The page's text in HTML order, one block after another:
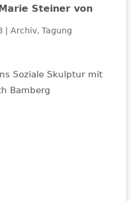
Steiner von
Archiv, Tagung
Soziale Skulptur mit
Bamberg